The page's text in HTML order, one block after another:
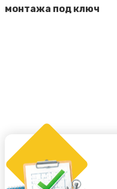
монтажа под ключ